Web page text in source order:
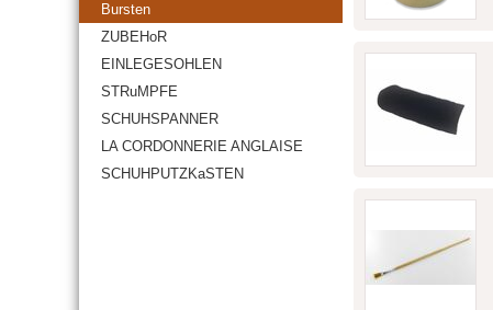
Bursten
ZUBEHoR
EINLEGESOHLEN
STRuMPFE
SCHUHSPANNER
LA CORDONNERIE ANGLAISE
SCHUHPUTZKaSTEN